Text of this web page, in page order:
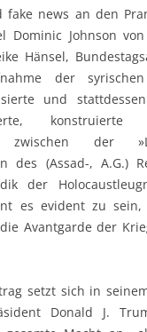
fake news an den
Dominic Johnson
Hänsel,
der
und
konstruierte
zwischen der
des (Assad-, A.G.)
der
es evident zu
Avantgarde der
setzt sich in
Donald J.